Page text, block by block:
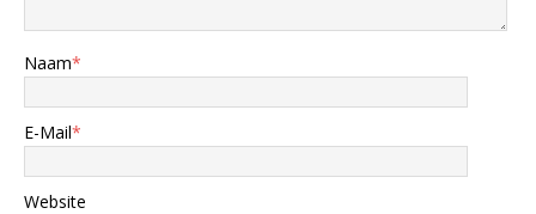
Naam*
E-Mail*
Website